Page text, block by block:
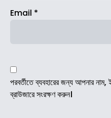
Email *
পরবর্তীতে ব্যবহারের জন্য আপনার নাম,
ব্রাউজারে সংরক্ষণ করুন।